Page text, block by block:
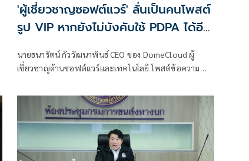
'ผู้เชี่ยวชาญซอฟต์แวร์' ลั่นเป็นคนโพสต์
รูป VIP หากยังไม่บังคับใช้ PDPA ได้อีก
นายธนารัตน์ กัววัฒนาพันธ์ CEO ของ DomeCloud ผู้
เชี่ยวชาญด้านซอฟต์แวร์และเทคโนโลยี โพสต์ข้อความ